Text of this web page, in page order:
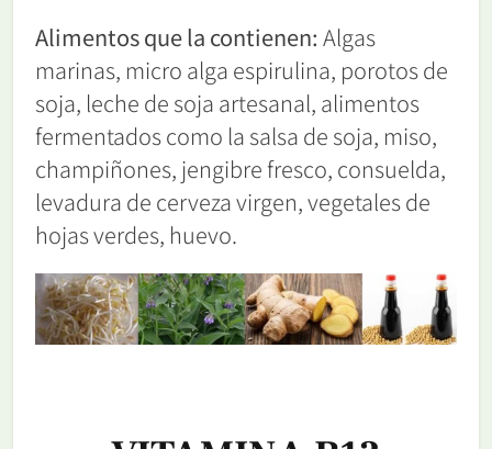
Alimentos que la contienen: Algas
marinas, micro alga espirulina, porotos de
soja, leche de soja artesanal, alimentos
fermentados como la salsa de soja, miso,
champiñones, jengibre fresco, consuelda,
levadura de cerveza virgen, vegetales de
hojas verdes, huevo.